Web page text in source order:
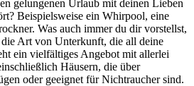
gelungenen Urlaub mit deinen Lieben
Beispielsweise ein Whirpool, eine
Was auch immer du dir vorstellst,
Art von Unterkunft, die all deine
ein vielfältiges Angebot mit allerlei
Häusern, die über
oder geeignet für Nichtraucher sind.